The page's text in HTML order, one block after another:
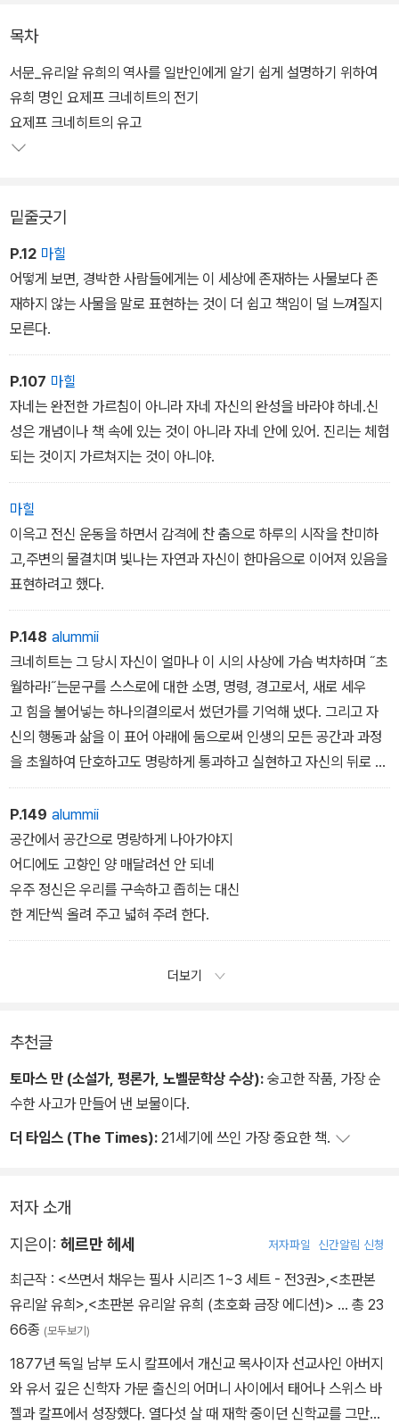
따라서 이 책은 "그 답을 찾아가는 과정이요 방법론"으로 볼 수 있다.
1943년에 출간된 <유리알 유희>는 21세기에도 중요한 화두인 지식
정보 사회, 멀티미디어, 판타지, 가상현실, 정신 건강과 명상을 중요한
모티프로 삼고 있다는 점에서 가장 현대적인 고전으로 평가받는다.
소설의 현재 시점은 25세기로 추정되는 미래의 어느 시기이다. 한 전
기 작가가 200년 전에 살았던 전설적인 유리알 유희 명인 요제프 크
네히트의 자료를 모아 그의 일대기를 쓰기 시작한다. 역사상 유래 없
는 전 지구적 혼돈을 맞은 20세기 중반, 스위스 산간 지방에 '카스탈
리엔'이라는 정신적 이상향이 세워진다. 어떤 정치적, 사회적 영향도
요제프는 이곳에서 영재로 교육받고 점차 유리알 유희에 뛰어난 재능
을 보이다가 마침내 명인으로 추대된다. 맡겨진 임무를 완벽하게 수
행하며 살아가던 그는 과거 학생 시절에 논쟁을 벌이던 세속의 친구
기 시작한다.
목차
서문_유리알 유희의 역사를 일반인에게 알기 쉽게 설명하기 위하여
유희 명인 요제프 크네히트의 전기
요제프 크네히트의 유고
밑줄긋기
P.12 마힐
어떻게 보면, 경박한 사람들에게는 이 세상에 존재하는 사물보다 존
재하지 않는 사물을 말로 표현하는 것이 더 쉽고 책임이 덜 느껴질지
모른다.
P.107 마힐
자네는 완전한 가르침이 아니라 자네 자신의 완성을 바라야 하네.신
성은 개념이나 책 속에 있는 것이 아니라 자네 안에 있어. 진리는 체험
되는 것이지 가르쳐지는 것이 아니야.
마힐
이윽고 전신 운동을 하면서 감격에 찬 춤으로 하루의 시작을 찬미하
고,주변의 물결치며 빛나는 자연과 자신이 한마음으로 이어져 있음을
표현하려고 했다.
P.148 alummii
크네히트는 그 당시 자신이 얼마나 이 시의 사상에 가슴 벅차하며 ˝초
월하라!˝는문구를 스스로에 대한 소명, 명령, 경고로서, 새로 세우
고 힘을 불어넣는 하나의결의로서 썼던가를 기억해 냈다. 그리고 자
신의 행동과 삶을 이 표어 아래에 둠으로써 인생의 모든 공간과 과정
을 초월하여 단호하고도 명랑하게 통과하고 실현하고 자신의 뒤로 흘
러 보내고자 했던가를 이제 다시금 떠올렸다.
P.149 alummii
공간에서 공간으로 명랑하게 나아가야지
어디에도 고향인 양 매달려선 안 되네
우주 정신은 우리를 구속하고 좁히는 대신
한 계단씩 올려 주고 넓혀 주려 한다.
더보기
추천글
토마스 만 (소설가, 평론가, 노벨문학상 수상): 숭고한 작품, 가장 순
수한 사고가 만들어 낸 보물이다.
더 타임스 (The Times): 21세기에 쓰인 가장 중요한 책.
저자 소개
지은이: 헤르만 헤세 저자파일 신간알림 신청
최근작 : <쓰면서 채우는 필사 시리즈 1~3 세트 - 전3권>,<초판본
유리알 유희>,<초판본 유리알 유희 (초호화 금장 에디션)> … 총 23
66종 (모두보기)
1877년 독일 남부 도시 칼프에서 개신교 목사이자 선교사인 아버지
와 유서 깊은 신학자 가문 출신의 어머니 사이에서 태어나 스위스 바
젤과 칼프에서 성장했다. 열다섯 살 때 재학 중이던 신학교를 그만두